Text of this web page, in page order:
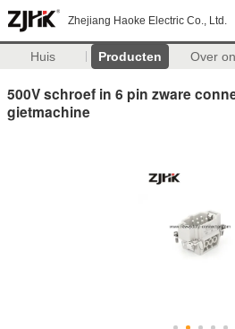
Zhejiang Haoke Electric Co., Ltd.
Huis Producten Over
500V schroef in 6 pin zware
gietmachine